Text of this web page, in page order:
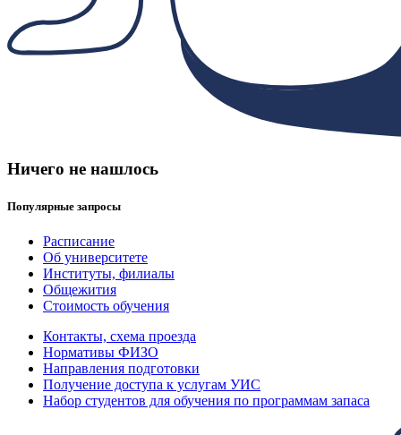
Ничего не нашлось
Популярные запросы
Расписание
Об университете
Институты, филиалы
Общежития
Стоимость обучения
Контакты, схема проезда
Нормативы ФИЗО
Направления подготовки
Получение доступа к услугам УИС
Набор студентов для обучения по программам запаса